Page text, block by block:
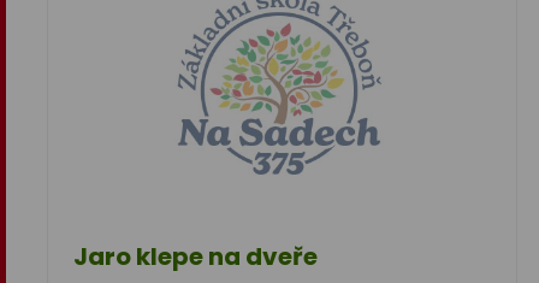
Jaro klepe na dveře